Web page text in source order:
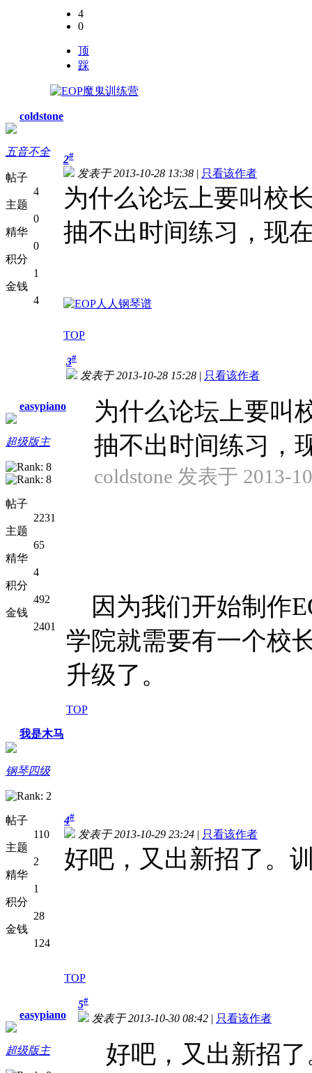
4
0
顶
踩
coldstone
五音不全
帖子
4
主题
0
精华
0
积分
1
金钱
4
2#
发表于 2013-10-28 13:38 | 只看该作者
为什么论坛上要叫校
抽不出时间练习，现
TOP
easypiano
超级版主
帖子
2231
主题
65
精华
4
积分
492
金钱
2401
3#
发表于 2013-10-28 15:28 | 只看该作者
为什么论坛上要叫
抽不出时间练习，
coldstone 发表于 2013-
因为我们开始制作
学院就需要有一个校
升级了。
TOP
我是木马
钢琴四级
帖子
110
主题
2
精华
1
积分
28
金钱
124
4#
发表于 2013-10-29 23:24 | 只看该作者
好吧，又出新招了。
TOP
easypiano
超级版主
5#
发表于 2013-10-30 08:42 | 只看该作者
好吧，又出新招